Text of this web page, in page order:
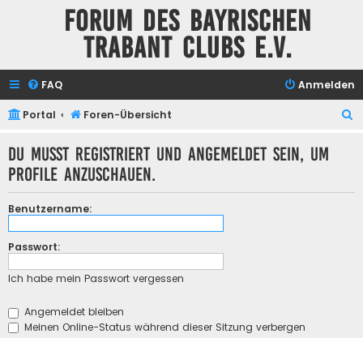
Forum des Bayrischen
Trabant Clubs e.V.
FAQ Anmelden
Portal Foren-Übersicht
Du musst registriert und angemeldet sein, um
Profile anzuschauen.
Benutzername:
Passwort:
Ich habe mein Passwort vergessen
Angemeldet bleiben
Meinen Online-Status während dieser Sitzung verbergen